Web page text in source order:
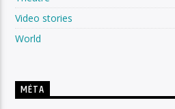
Video stories
World
MÉTA